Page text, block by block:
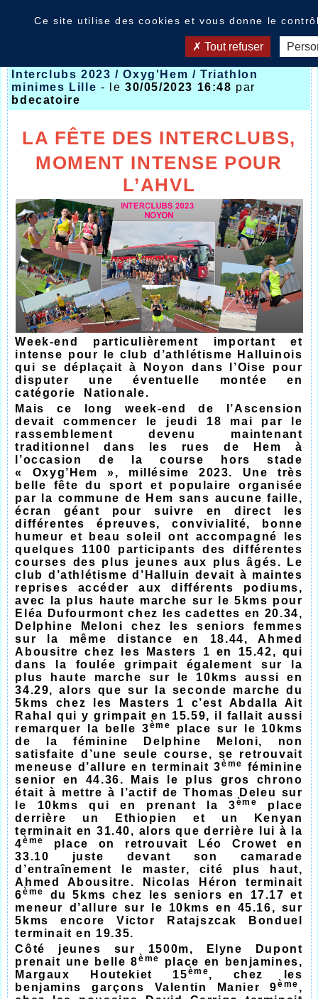
Nouvelles
Interclubs 2023 / Oxyg'Hem / Triathlon
minimes Lille - le 30/05/2023 16:48 par
bdecatoire
LA FÊTE DES INTERCLUBS,
MOMENT INTENSE POUR
L’AHVL
Week-end particulièrement important et
intense pour le club d’athlétisme Halluinois
qui se déplaçait à Noyon dans l’Oise pour
disputer une éventuelle montée en
catégorie Nationale.
Mais ce long week-end de l’Ascension
devait commencer le jeudi 18 mai par le
rassemblement devenu maintenant
traditionnel dans les rues de Hem à
l’occasion de la course hors stade
« Oxyg’Hem », millésime 2023. Une très
belle fête du sport et populaire organisée
par la commune de Hem sans aucune faille,
écran géant pour suivre en direct les
différentes épreuves, convivialité, bonne
humeur et beau soleil ont accompagné les
quelques 1100 participants des différentes
courses des plus jeunes aux plus âgés. Le
club d’athlétisme d’Halluin devait à maintes
reprises accéder aux différents podiums,
avec la plus haute marche sur le 5kms pour
Eléa Dufourmont chez les cadettes en 20.34,
Delphine Meloni chez les seniors femmes
sur la même distance en 18.44, Ahmed
Abousitre chez les Masters 1 en 15.42, qui
dans la foulée grimpait également sur la
plus haute marche sur le 10kms aussi en
34.29, alors que sur la seconde marche du
5kms chez les Masters 1 c’est Abdalla Ait
Rahal qui y grimpait en 15.59, il fallait aussi
remarquer la belle 3ème
place sur le 10kms
de la féminine Delphine Meloni, non
satisfaite d’une seule course, se retrouvait
meneuse d’allure en terminait 3ème
féminine
senior en 44.36. Mais le plus gros chrono
était à mettre à l’actif de Thomas Deleu sur
le 10kms qui en prenant la 3ème
place
derrière un Ethiopien et un Kenyan
terminait en 31.40, alors que derrière lui à la
4ème
place on retrouvait Léo Crowet en
33.10 juste devant son camarade
d’entraînement le master, cité plus haut,
Ahmed Abousitre. Nicolas Héron terminait
6ème
du 5kms chez les seniors en 17.17 et
meneur d’allure sur le 10kms en 45.16, sur
5kms encore Victor Ratajszcak Bonduel
terminait en 19.35.
Côté jeunes sur 1500m, Elyne Dupont
prenait une belle 8ème
place en benjamines,
Margaux Houtekiet 15ème, chez les
benjamins garçons Valentin Manier 9ème ,
Ce site utilise des cookies et vous donne le
Tout refuser